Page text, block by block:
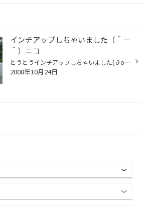
インチアップしちゃいました（＾－
＾）ニコ
とうとうインチアップしちゃいました(∂o∂)ノ ４月に納車されてなかなかインチアップする事ができなかった私のタント・・・（ｐ＿ｑ）エーン でも、やっと念願かなって替え(買え？)ました～（⌒▽⌒）ノ＿彡☆ やっぱり自分が気に入ったホイールだけにすご～くイイ（´ー｀） 大満足です！ ホイールはレイ...
2008年10月24日